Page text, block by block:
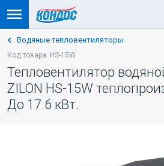
Водяные тепловентиляторы
Код товара: HS-15W
Тепловентилятор
ZILON HS-15W
До 17.6 кВт.